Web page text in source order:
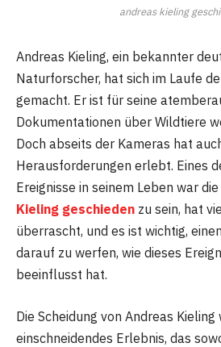
andreas kieling
Andreas Kieling, ein bekannter
Naturforscher, hat sich im Laufe
gemacht. Er ist für seine
Dokumentationen über Wildtiere
Doch abseits der Kameras hat
Herausforderungen erlebt. Eines
Ereignisse in seinem Leben war die
Kieling geschieden zu sein, hat
überrascht, und es ist wichtig,
darauf zu werfen, wie dieses
beeinflusst hat.
Die Scheidung von Andreas Kieling
einschneidendes Erlebnis, das